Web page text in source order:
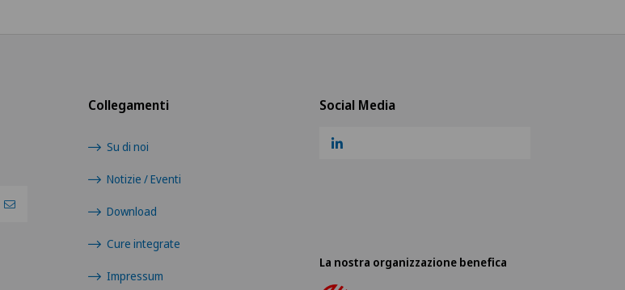
Social Media
Collegamenti
Su di noi
Notizie / Eventi
Download
Cure integrate
Impressum
La nostra organizzazione benefica